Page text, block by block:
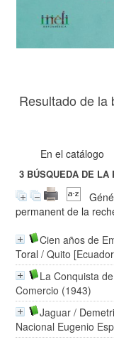
Resultado de la
En el catálogo
3 BÚSQUEDA DE
permanent de la
Cien años de
Toral / Quito
La Conquista
Comercio (1943)
Jaguar /
Nacional Eugenio